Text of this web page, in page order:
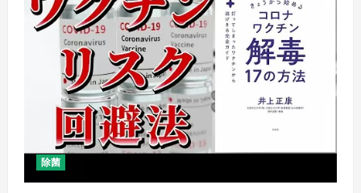
除菌